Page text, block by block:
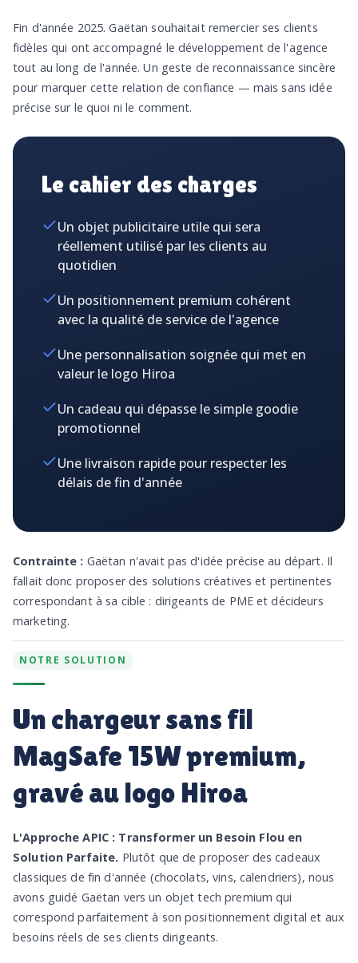
Fin d'année 2025. Gaëtan souhaitait remercier ses clients
fidèles qui ont accompagné le développement de l'agence
tout au long de l'année. Un geste de reconnaissance sincère
pour marquer cette relation de confiance — mais sans idée
précise sur le quoi ni le comment.
Le cahier des charges
Un objet publicitaire utile qui sera
réellement utilisé par les clients au
quotidien
Un positionnement premium cohérent
avec la qualité de service de l'agence
Une personnalisation soignée qui met en
valeur le logo Hiroa
Un cadeau qui dépasse le simple goodie
promotionnel
Une livraison rapide pour respecter les
délais de fin d'année
Contrainte : Gaëtan n'avait pas d'idée précise au départ. Il
fallait donc proposer des solutions créatives et pertinentes
correspondant à sa cible : dirigeants de PME et décideurs
marketing.
NOTRE SOLUTION
Un chargeur sans fil
MagSafe 15W premium,
gravé au logo Hiroa
L'Approche APIC : Transformer un Besoin Flou en
Solution Parfaite. Plutôt que de proposer des cadeaux
classiques de fin d'année (chocolats, vins, calendriers), nous
avons guidé Gaëtan vers un objet tech premium qui
correspond parfaitement à son positionnement digital et aux
besoins réels de ses clients dirigeants.